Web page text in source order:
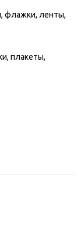
флажки, ленты,
плакеты,